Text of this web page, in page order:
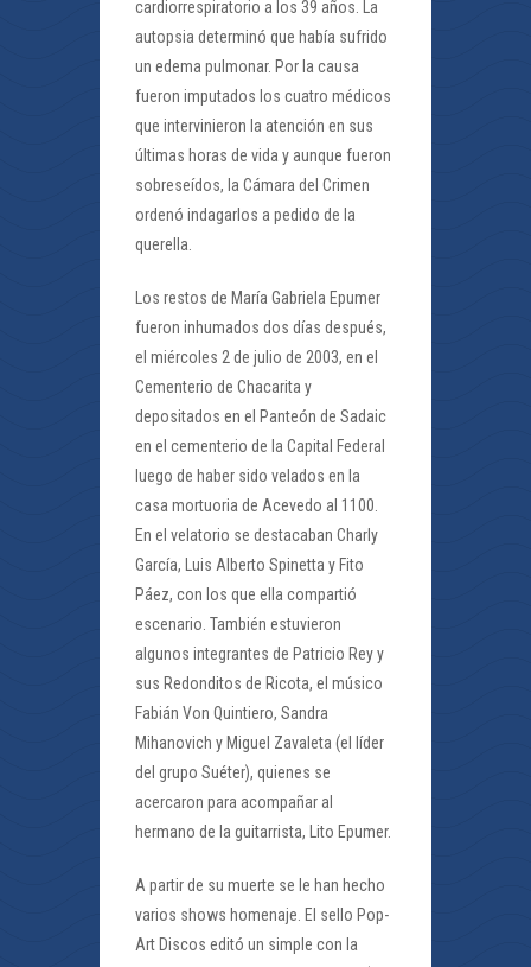
cardiorrespiratorio a los 39 años.​ La
autopsia determinó que había sufrido
un edema pulmonar. Por la causa
fueron imputados los cuatro médicos
que intervinieron la atención en sus
últimas horas de vida y aunque fueron
sobreseídos, la Cámara del Crimen
ordenó indagarlos a pedido de la
querella.
Los restos de María Gabriela Epumer
fueron inhumados dos días después,
el miércoles 2 de julio de 2003, en el
Cementerio de Chacarita y
depositados en el Panteón de Sadaic
en el cementerio de la Capital Federal
luego de haber sido velados en la
casa mortuoria de Acevedo al 1100.
En el velatorio se destacaban Charly
García, Luis Alberto Spinetta y Fito
Páez, con los que ella compartió
escenario. También estuvieron
algunos integrantes de Patricio Rey y
sus Redonditos de Ricota, el músico
Fabián Von Quintiero, Sandra
Mihanovich y Miguel Zavaleta (el líder
del grupo Suéter), quienes se
acercaron para acompañar al
hermano de la guitarrista, Lito Epumer.​
A partir de su muerte se le han hecho
varios shows homenaje. El sello Pop-
Art Discos editó un simple con la